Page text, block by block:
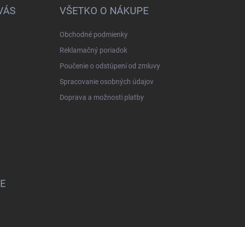
VŠETKO O NÁKUPE
Obchodné podmienky
Reklamačný poriadok
Poučenie o odstúpení od zmluvy
Spracovanie osobných údajov
Doprava a možnosti platby